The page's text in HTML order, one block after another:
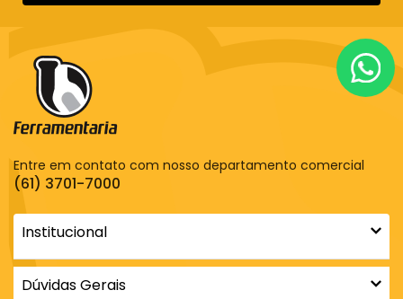
Entre em contato com nosso departamento comercial
(61) 3701-7000
Institucional
Dúvidas Gerais